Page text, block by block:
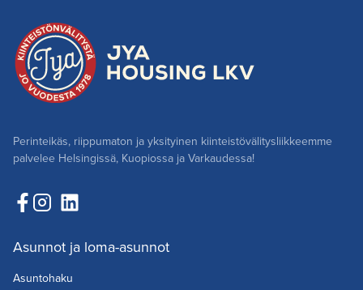
Perinteikäs, riippumaton ja yksityinen kiinteistövälitysliikkeemme
palvelee Helsingissä, Kuopiossa ja Varkaudessa!
Asunnot ja loma-asunnot
Asuntohaku